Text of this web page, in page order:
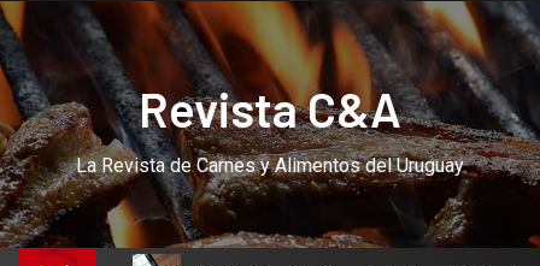
Revista C&A
La Revista de Carnes y Alimentos del Uruguay